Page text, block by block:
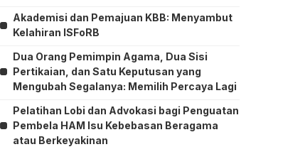
Akademisi dan Pemajuan KBB: Menyambut
Kelahiran ISFoRB
Dua Orang Pemimpin Agama, Dua Sisi
Pertikaian, dan Satu Keputusan yang
Mengubah Segalanya: Memilih Percaya Lagi
Pelatihan Lobi dan Advokasi bagi Penguatan
Pembela HAM Isu Kebebasan Beragama
atau Berkeyakinan